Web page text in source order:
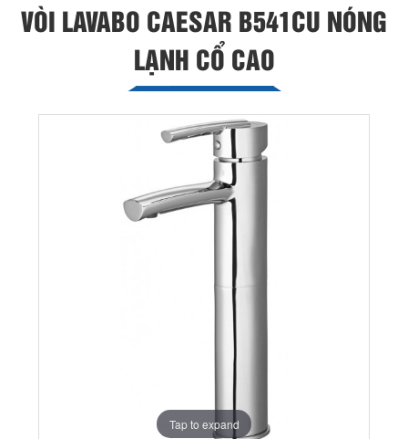
VÒI LAVABO CAESAR B541CU NÓNG
LẠNH CỔ CAO
Tap to expand
Tap to expand